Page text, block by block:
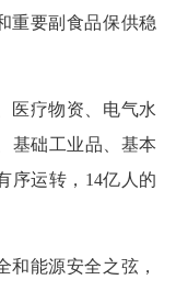
重要副食品保供稳
医疗物资、电气水
基础工业品、基本
序运转，14亿人的
和能源安全之弦，